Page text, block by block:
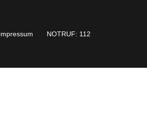
NOTRUF: 112